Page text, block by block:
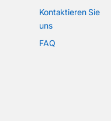
Kontaktieren Sie
uns
FAQ